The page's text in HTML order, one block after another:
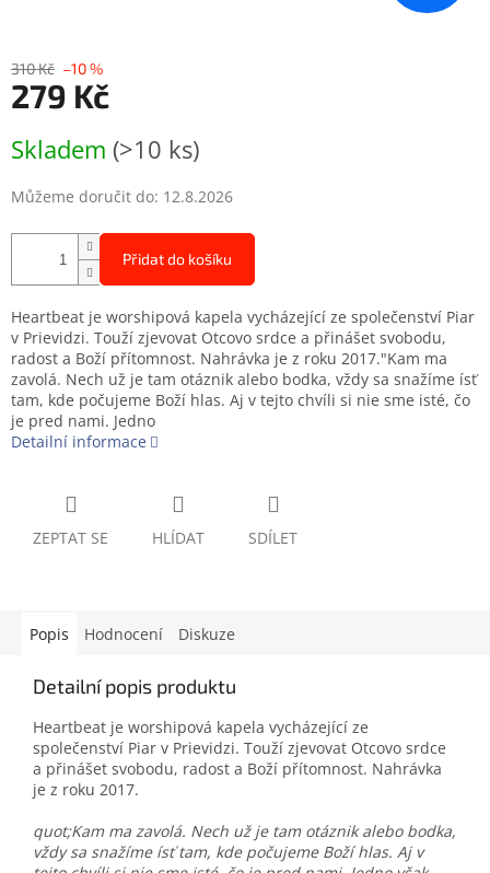
310 Kč –10 %
279 Kč
cena:
Skladem (>10 ks)
Můžeme doručit do: 12.8.2026
Přidat do košíku
Heartbeat je worshipová kapela vycházející ze společenství Piar
v Prievidzi. Touží zjevovat Otcovo srdce a přinášet svobodu,
radost a Boží přítomnost. Nahrávka je z roku 2017."Kam ma
zavolá. Nech už je tam otáznik alebo bodka, vždy sa snažíme ísť
tam, kde počujeme Boží hlas. Aj v tejto chvíli si nie sme isté, čo
je pred nami. Jedno
Detailní informace
ZEPTAT SE HLÍDAT SDÍLET
Popis Hodnocení Diskuze
Detailní popis produktu
Heartbeat je worshipová kapela vycházející ze
společenství Piar v Prievidzi. Touží zjevovat Otcovo srdce
a přinášet svobodu, radost a Boží přítomnost. Nahrávka
je z roku 2017.
quot;Kam ma zavolá. Nech už je tam otáznik alebo bodka,
vždy sa snažíme ísť tam, kde počujeme Boží hlas. Aj v